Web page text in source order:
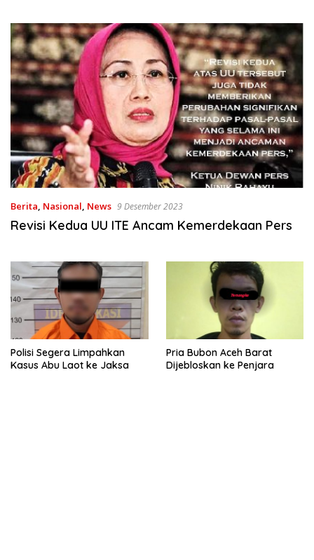
Berita, Nasional, News 9 Desember 2023
Revisi Kedua UU ITE Ancam Kemerdekaan Pers
Polisi Segera Limpahkan
Kasus Abu Laot ke Jaksa
Pria Bubon Aceh Barat
Dijebloskan ke Penjara